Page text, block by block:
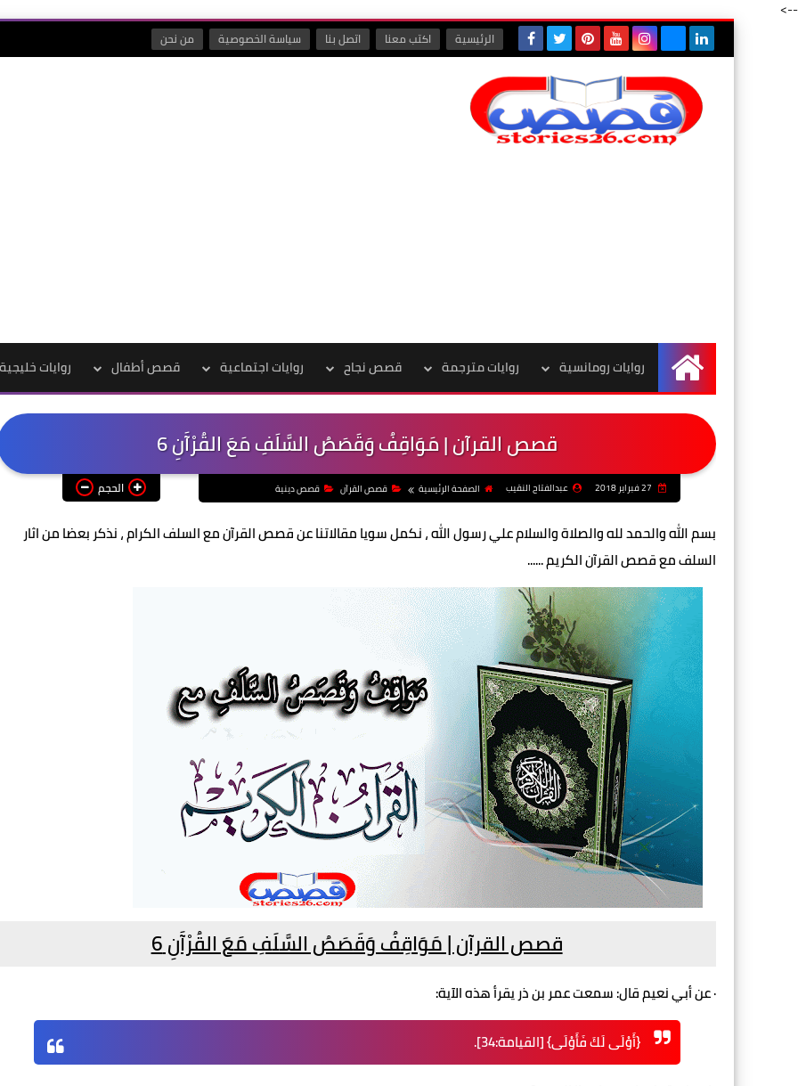
-->
الرئيسية اكتب معنا اتصل بنا سياسة الخصوصية من نحن
الرئيسية
روايات رومانسية روايات مترجمة قصص نجاح روايات اجتماعية قصص أطفال روايات خليجية
قصص القرآن | مَوَاقِفُ وَقَصَصُ السَّلَفِ مَعَ القُرْآَنِ 6
عبدالفتاح النقيب الصفحة الرئيسية قصص القرآن قصص دينية الحجم
بسم الله والحمد لله والصلاة والسلام علي رسول الله ، نكمل سويا مقالاتنا عن قصص القرآن مع السلف الكرام ، نذكر بعضا من اثار
السلف مع قصص القرآن الكريم ......
قصص القرآن | مَوَاقِفُ وَقَصَصُ السَّلَفِ مَعَ القُرْآَنِ 6
· عن أبي نعيم قال: سمعت عمر بن ذر يقرأ هذه الآية:
{أَوْلَى لَكَ فَأَوْلَى} [القيامة:34].